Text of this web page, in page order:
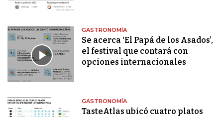
GASTRONOMÍA
Se acerca ‘El Papá de los Asados’,
el festival que contará con
opciones internacionales
GASTRONOMÍA
TasteAtlas ubicó cuatro platos